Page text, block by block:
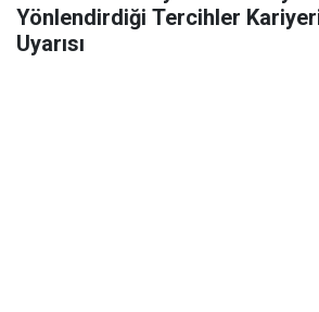
Yönlendirdiği Tercihler
Uyarısı